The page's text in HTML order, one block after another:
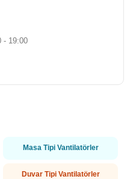
- 19:00
Masa Tipi Vantilatörler
Duvar Tipi Vantilatörler